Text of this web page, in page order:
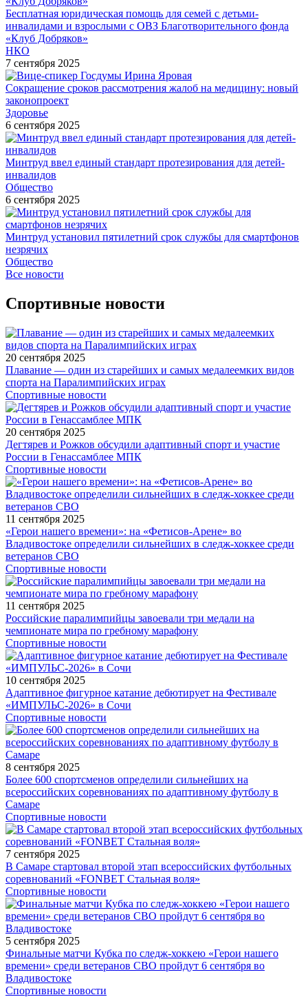
Бесплатная юридическая помощь для семей с детьми-
инвалидами и взрослыми с ОВЗ Благотворительного фонда
«Клуб Добряков»
НКО
7 сентября 2025
Сокращение сроков рассмотрения жалоб на медицину: новый
законопроект
Здоровье
6 сентября 2025
Минтруд ввел единый стандарт протезирования для детей-
инвалидов
Общество
6 сентября 2025
Минтруд установил пятилетний срок службы для смартфонов
незрячих
Общество
Все новости
Спортивные новости
20 сентября 2025
Плавание — один из старейших и самых медалеемких видов
спорта на Паралимпийских играх
Спортивные новости
20 сентября 2025
Дегтярев и Рожков обсудили адаптивный спорт и участие
России в Генассамблее МПК
Спортивные новости
11 сентября 2025
«Герои нашего времени»: на «Фетисов-Арене» во
Владивостоке определили сильнейших в следж-хоккее среди
ветеранов СВО
Спортивные новости
11 сентября 2025
Российские паралимпийцы завоевали три медали на
чемпионате мира по гребному марафону
Спортивные новости
10 сентября 2025
Адаптивное фигурное катание дебютирует на Фестивале
«ИМПУЛЬС-2026» в Сочи
Спортивные новости
8 сентября 2025
Более 600 спортсменов определили сильнейших на
всероссийских соревнованиях по адаптивному футболу в
Самаре
Спортивные новости
7 сентября 2025
В Самаре стартовал второй этап всероссийских футбольных
соревнований «FONBET Стальная воля»
Спортивные новости
5 сентября 2025
Финальные матчи Кубка по следж-хоккею «Герои нашего
времени» среди ветеранов СВО пройдут 6 сентября во
Владивостоке
Спортивные новости